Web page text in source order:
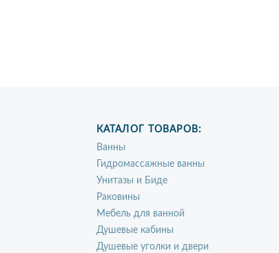
КАТАЛОГ ТОВАРОВ:
Ванны
Гидромассажные ванны
Унитазы и Биде
Раковины
Мебель для ванной
Душевые кабины
Душевые уголки и двери